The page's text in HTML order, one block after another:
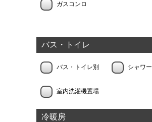
ガスコンロ
バス・トイレ
バス・トイレ別 シャワー
室内洗濯機置場
冷暖房